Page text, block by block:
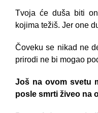
Tvoja će duša biti
kojima težiš. Jer one
Čoveku se nikad ne
prirodi ne bi mogao
Još na ovom svetu
posle smrti živeo na